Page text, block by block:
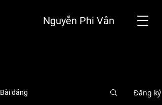
Nguyễn Phi Vân
Bài đăng Đăng ký